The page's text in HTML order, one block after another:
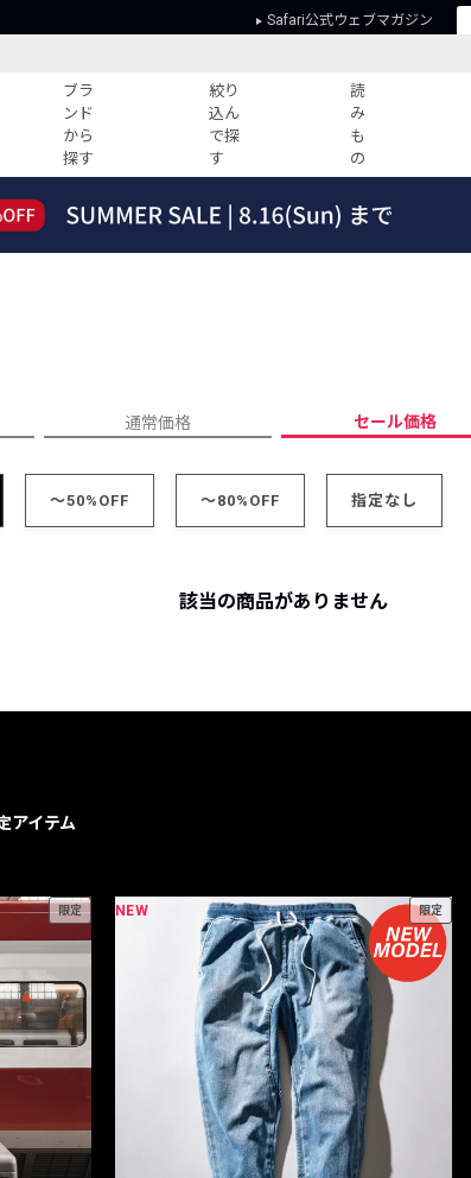
Safari公式ウェブマガジン
ブラ
ンド
から
探す
絞り
込ん
で探
す
読
み
も
の
すべての記事
人気記事ランキング
ウィークリーコーデ
プライバシーポリシー
通常価格 セール価格
～50%OFF ～80%OFF 指定なし
該当の商品がありません
アイテム
限定 NEW 限定